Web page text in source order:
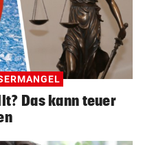
Das kann teuer